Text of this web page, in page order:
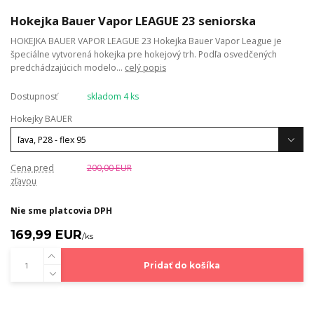
Hokejka Bauer Vapor LEAGUE 23 seniorska
HOKEJKA BAUER VAPOR LEAGUE 23 Hokejka Bauer Vapor League je
špeciálne vytvorená hokejka pre hokejový trh. Podľa osvedčených
predchádzajúcich modelo... celý popis
Dostupnosť
skladom 4 ks
Hokejky BAUER
Cena pred
zľavou
200,00 EUR
Nie sme platcovia DPH
169,99 EUR/ks
Pridať do košíka